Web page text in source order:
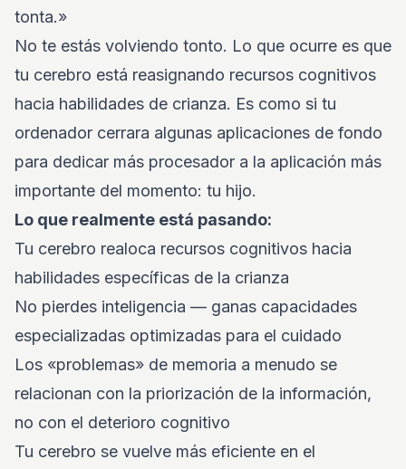
tonta.»
No te estás volviendo tonto. Lo que ocurre es que
tu cerebro está reasignando recursos cognitivos
hacia habilidades de crianza. Es como si tu
ordenador cerrara algunas aplicaciones de fondo
para dedicar más procesador a la aplicación más
importante del momento: tu hijo.
Lo que realmente está pasando:
Tu cerebro realoca recursos cognitivos hacia
habilidades específicas de la crianza
No pierdes inteligencia — ganas capacidades
especializadas optimizadas para el cuidado
Los «problemas» de memoria a menudo se
relacionan con la priorización de la información,
no con el deterioro cognitivo
Tu cerebro se vuelve más eficiente en el